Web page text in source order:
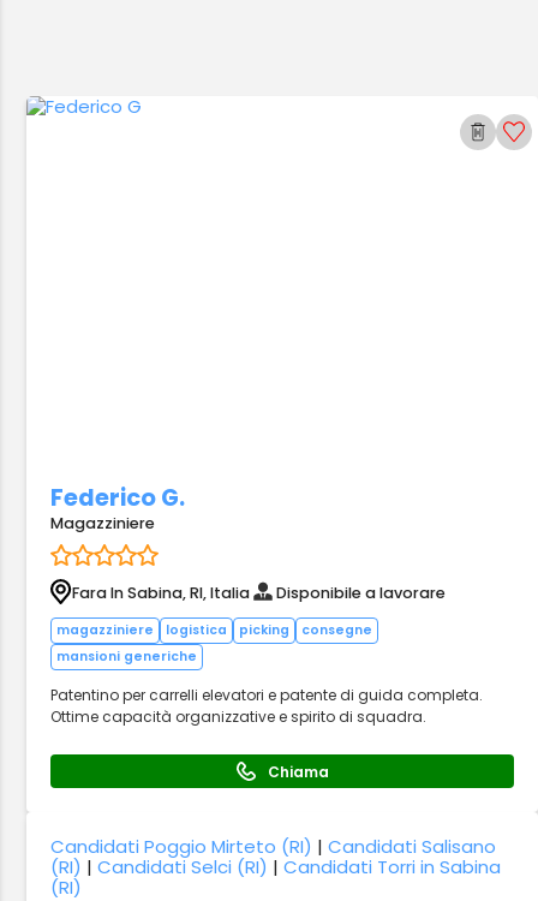
Federico G.
Magazziniere
Fara In Sabina, RI, Italia Disponibile a lavorare
magazziniere logistica picking
consegne
mansioni generiche
Patentino per carrelli elevatori e patente di guida completa.
Ottime capacità organizzative e spirito di squadra.
Chiama
Candidati Poggio Mirteto (RI) |Candidati Salisano
(RI) |Candidati Selci (RI) |Candidati Torri in Sabina
(RI)